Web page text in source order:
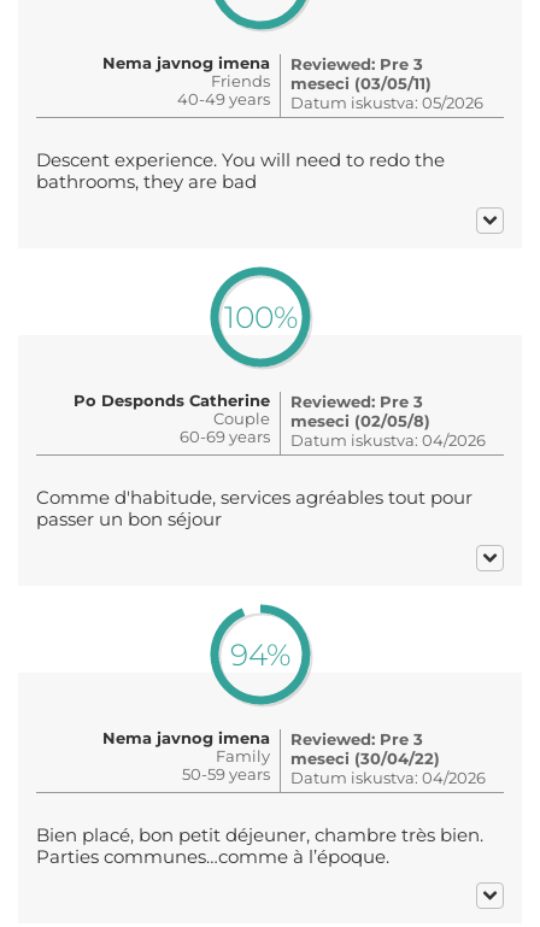
Nema javnog imena
Friends
40-49 years
Reviewed: Pre 3
meseci (03/05/11)
Datum iskustva: 05/2026
Descent experience. You will need to redo the
bathrooms, they are bad
100%
Po Desponds Catherine
Couple
60-69 years
Reviewed: Pre 3
meseci (02/05/8)
Datum iskustva: 04/2026
Comme d'habitude, services agréables tout pour
passer un bon séjour
94%
Nema javnog imena
Family
50-59 years
Reviewed: Pre 3
meseci (30/04/22)
Datum iskustva: 04/2026
Bien placé, bon petit déjeuner, chambre très bien.
Parties communes…comme à l’époque.